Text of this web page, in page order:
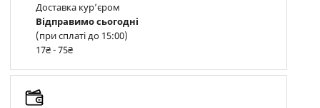
Доставка курʼєром
Відправимо сьогодні
(при сплаті до 15:00)
17₴ - 75₴